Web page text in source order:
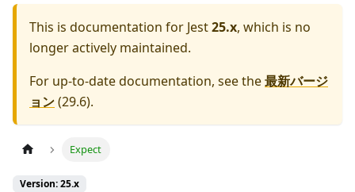
This is documentation for Jest25.x, which is no
longer actively maintained.
For up-to-date documentation, see the最新バージ
ョン(29.6).
Expect
Version: 25.x